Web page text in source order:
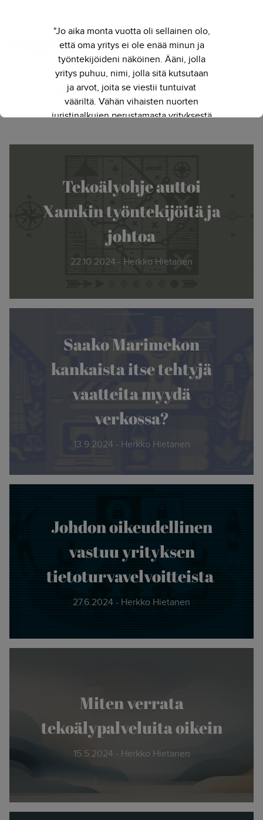
Vähemmän itsekehua ja enemmän uutisia ja neuvoja.
Siitä on blogimme tehty.
Tekoälyohje auttoi
Xamkin työntekijöitä ja
johtoa
22.10.2024 - Herkko Hietanen
Saako Marimekon
kankaista itse tehtyjä
vaatteita myydä
verkossa?
13.9.2024 - Herkko Hietanen
Johdon oikeudellinen
vastuu yrityksen
tietoturvavelvoitteista
27.6.2024 - Herkko Hietanen
Miten verrata
tekoälypalveluita oikein
15.5.2024 - Herkko Hietanen
"Jo aika monta vuotta oli sellainen olo,
että oma yritys ei ole enää minun ja
työntekijöideni näköinen. Ääni, jolla
yritys puhuu, nimi, jolla sitä kutsutaan
ja arvot, joita se viestii tuntuivat
vääriltä. Vähän vihaisten nuorten
juristinalkujen perustamasta yrityksestä
näkemyksellinen asiantuntijayritys.
the new."
- Herkko Hietanen